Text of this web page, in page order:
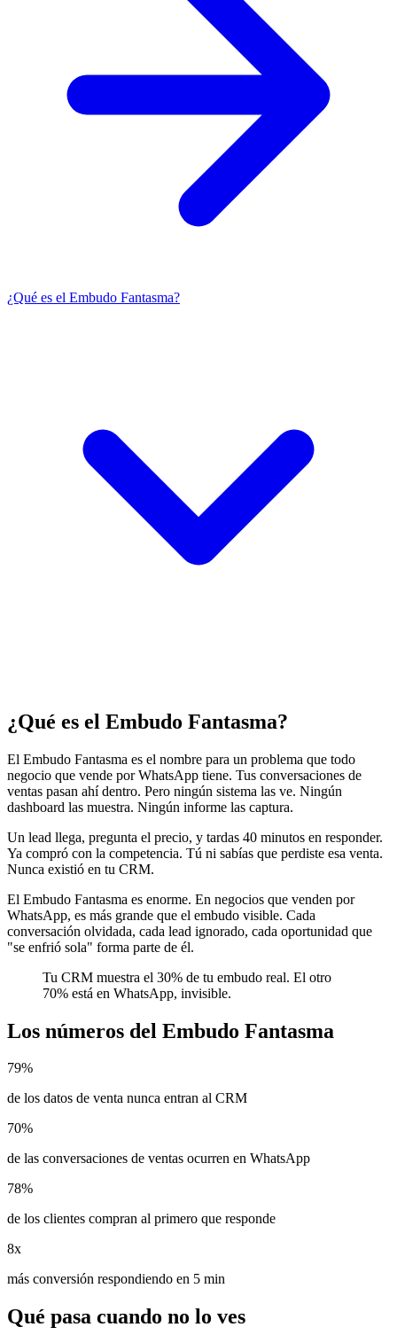
¿Qué es el Embudo Fantasma?
¿Qué es el Embudo Fantasma?
El Embudo Fantasma es el nombre para un problema que todo
negocio que vende por WhatsApp tiene. Tus conversaciones de
ventas pasan ahí dentro. Pero ningún sistema las ve. Ningún
dashboard las muestra. Ningún informe las captura.
Un lead llega, pregunta el precio, y tardas 40 minutos en responder.
Ya compró con la competencia. Tú ni sabías que perdiste esa venta.
Nunca existió en tu CRM.
El Embudo Fantasma es enorme. En negocios que venden por
WhatsApp, es más grande que el embudo visible. Cada
conversación olvidada, cada lead ignorado, cada oportunidad que
"se enfrió sola" forma parte de él.
Tu CRM muestra el 30% de tu embudo real. El otro
70% está en WhatsApp, invisible.
Los números del Embudo Fantasma
79%
de los datos de venta nunca entran al CRM
70%
de las conversaciones de ventas ocurren en WhatsApp
78%
de los clientes compran al primero que responde
8x
más conversión respondiendo en 5 min
Qué pasa cuando no lo ves